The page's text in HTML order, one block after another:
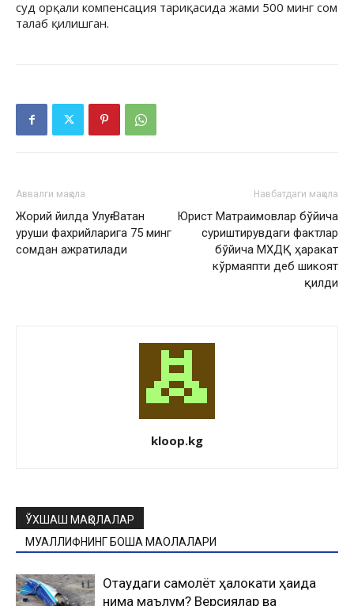
суд орқали компенсация тариқасида жами 500 минг сом
талаб қилишган.
Аввалги мақола
Жорий йилда Улуғ Ватан
уруши фахрийларига 75 минг
сомдан ажратилади
Навбатдаги мақола
Юрист Матраимовлар бўйича
суриштирувдаги фактлар
бўйича МХДҚ ҳаракат
кўрмаяпти деб шикоят
қилди
kloop.kg
ЎХШАШ МАҚОЛАЛАР
МУАЛЛИФНИНГ БОШҚА МАҚОЛАЛАРИ
Оқтаудаги самолёт ҳалокати ҳақида
нима маълум? Версиялар ва